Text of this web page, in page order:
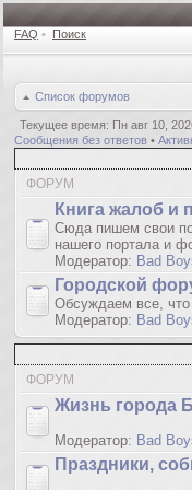
FAQ • Поиск
Список форумов
Текущее время: Пн авг 10,
Сообщения без ответов •
ФОРУМ
Книгa жалoб и
Сюда пишем свои
нашего портала и
Модератор: Bad
Городской
Обсуждаем все, что
Модератор: Bad
ФОРУМ
Жизнь города
Модератор: Bad
Праздники,